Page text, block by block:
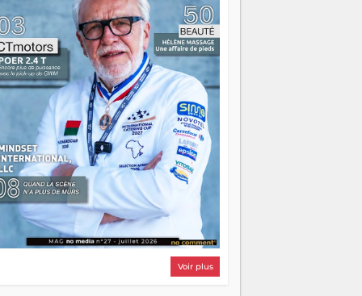
on pourrait s'arrêter là, applaudir et
chez soi satisfait. Mais ce serait
à côté d'une chose essentielle. La
ça brûle fort — et parfois, ça brûle
Une flamme sans direction peut
autant qu'elle peut consumer. C'est
que les aînés entrent en scène — pas
reprendre le gouvernail, mais pour
où sont les récifs. Les jeunes ont la
les vieux ont l'expérience, comme on
Ce n'est pas un combat de générations
c'est une question d'équipage. Partagez
réussites, mais aussi vos échecs. Surtout
échecs, d'ailleurs — ils enseignent
que n'importe quel manuel. À
la barque avance. Il faut juste
que tout le monde rame dans le
Voir plus